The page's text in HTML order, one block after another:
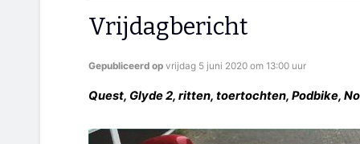
Vrijdagbericht
Gepubliceerd op vrijdag 5 juni 2020 om 13:00 uur
Quest, Glyde 2, ritten, toertochten, Podbike,